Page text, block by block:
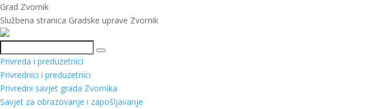
Grad Zvornik
Službena stranica Gradske uprave Zvornik
Pretraga
Privreda i preduzetnici
Privrednici i preduzetnici
Privredni savjet grada Zvornika
Savjet za obrazovanje i zapošljavanje